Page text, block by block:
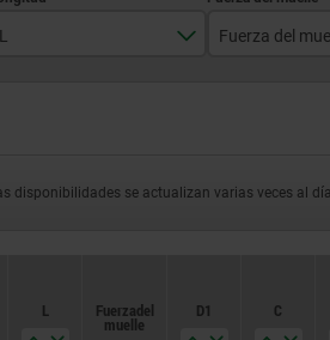
L Fuerza del
disponibilidades se actualizan varias veces al
L Fuerza del
muelle
D1 C